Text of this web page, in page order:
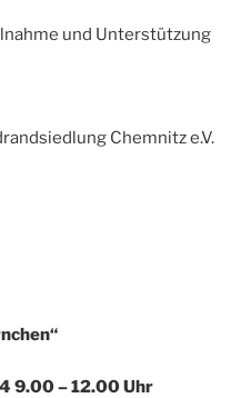
und Unterstützung
Chemnitz e.V.
9.00 – 12.00 Uhr